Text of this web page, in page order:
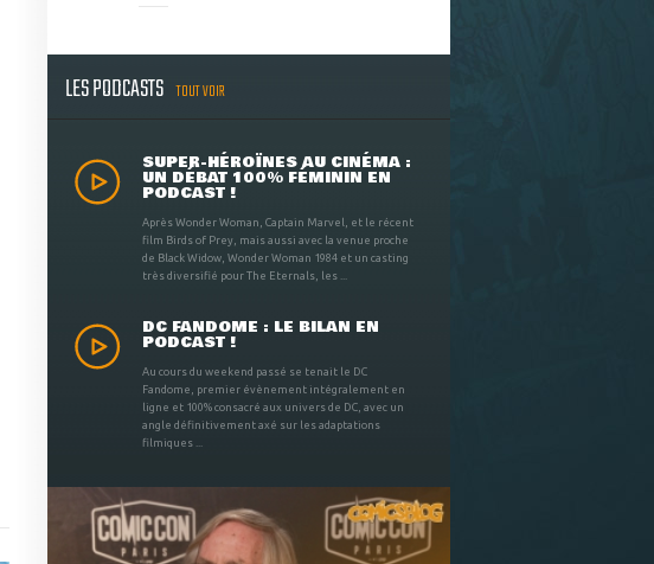
LES PODCASTS TOUT VOIR
SUPER-HÉROÏNES AU CINÉMA :
UN DÉBAT 100% FÉMININ EN
PODCAST !
Après Wonder Woman, Captain Marvel, et le récent
film Birds of Prey, mais aussi avec la venue proche
de Black Widow, Wonder Woman 1984 et un casting
très diversifié pour The Eternals, les ...
DC FANDOME : LE BILAN EN
PODCAST !
Au cours du weekend passé se tenait le DC
Fandome, premier évènement intégralement en
ligne et 100% consacré aux univers de DC, avec un
angle définitivement axé sur les adaptations
filmiques ...